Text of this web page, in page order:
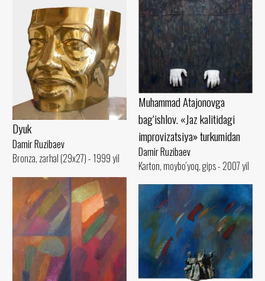
Muhammad Atajonovga
bag‘ishlov. «Jaz kalitidagi
improvizatsiya» turkumidan
Damir Ruzibaev
Karton, moybo‘yoq, gips - 2007 yil
Dyuk
Damir Ruzibaev
Bronza, zarhal (29x27) - 1999 yil